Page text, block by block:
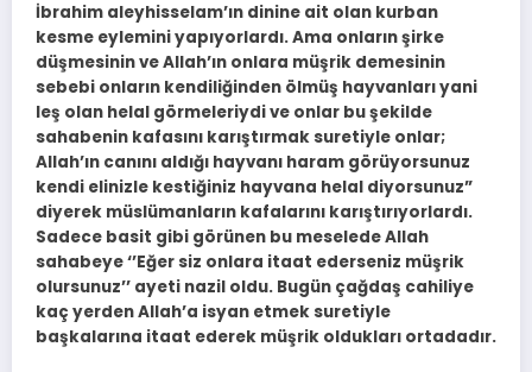
İbrahim aleyhisselam’ın dinine ait olan kurban
kesme eylemini yapıyorlardı. Ama onların şirke
düşmesinin ve Allah’ın onlara müşrik demesinin
sebebi onların kendiliğinden ölmüş hayvanları yani
leş olan helal görmeleriydi ve onlar bu şekilde
sahabenin kafasını karıştırmak suretiyle onlar;
Allah’ın canını aldığı hayvanı haram görüyorsunuz
kendi elinizle kestiğiniz hayvana helal diyorsunuz”
diyerek müslümanların kafalarını karıştırıyorlardı.
Sadece basit gibi görünen bu meselede Allah
sahabeye ‘’Eğer siz onlara itaat ederseniz müşrik
olursunuz’’ ayeti nazil oldu. Bugün çağdaş cahiliye
kaç yerden Allah’a isyan etmek suretiyle
başkalarına itaat ederek müşrik oldukları ortadadır.